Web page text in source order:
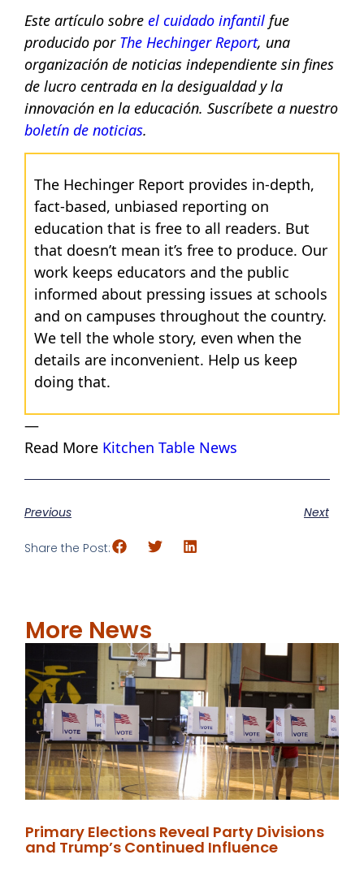
Este artículo sobre el cuidado infantil fue
producido por The Hechinger Report, una
organización de noticias independiente sin fines
de lucro centrada en la desigualdad y la
innovación en la educación. Suscríbete a nuestro
boletín de noticias.
The Hechinger Report provides in-depth,
fact-based, unbiased reporting on
education that is free to all readers. But
that doesn’t mean it’s free to produce. Our
work keeps educators and the public
informed about pressing issues at schools
and on campuses throughout the country.
We tell the whole story, even when the
details are inconvenient. Help us keep
doing that.
—
Read More Kitchen Table News
Previous Next
Share the Post:
More News
Primary Elections Reveal Party Divisions
and Trump’s Continued Influence